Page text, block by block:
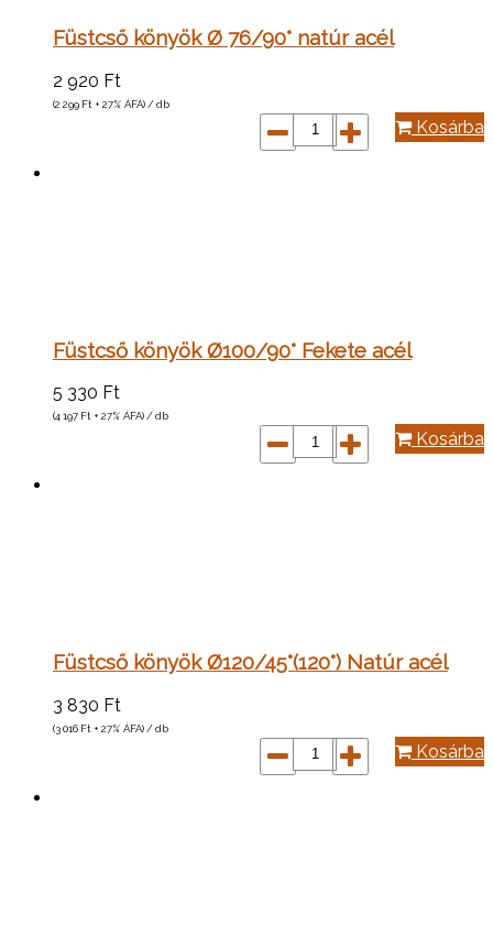
Füstcső könyök Ø 76/90° natúr acél
2 920 Ft
(2 299 Ft + 27% ÁFA) / db
Kosárba
Füstcső könyök Ø100/90° Fekete acél
5 330 Ft
(4 197 Ft + 27% ÁFA) / db
Kosárba
Füstcső könyök Ø120/45°(120°) Natúr acél
3 830 Ft
(3 016 Ft + 27% ÁFA) / db
Kosárba